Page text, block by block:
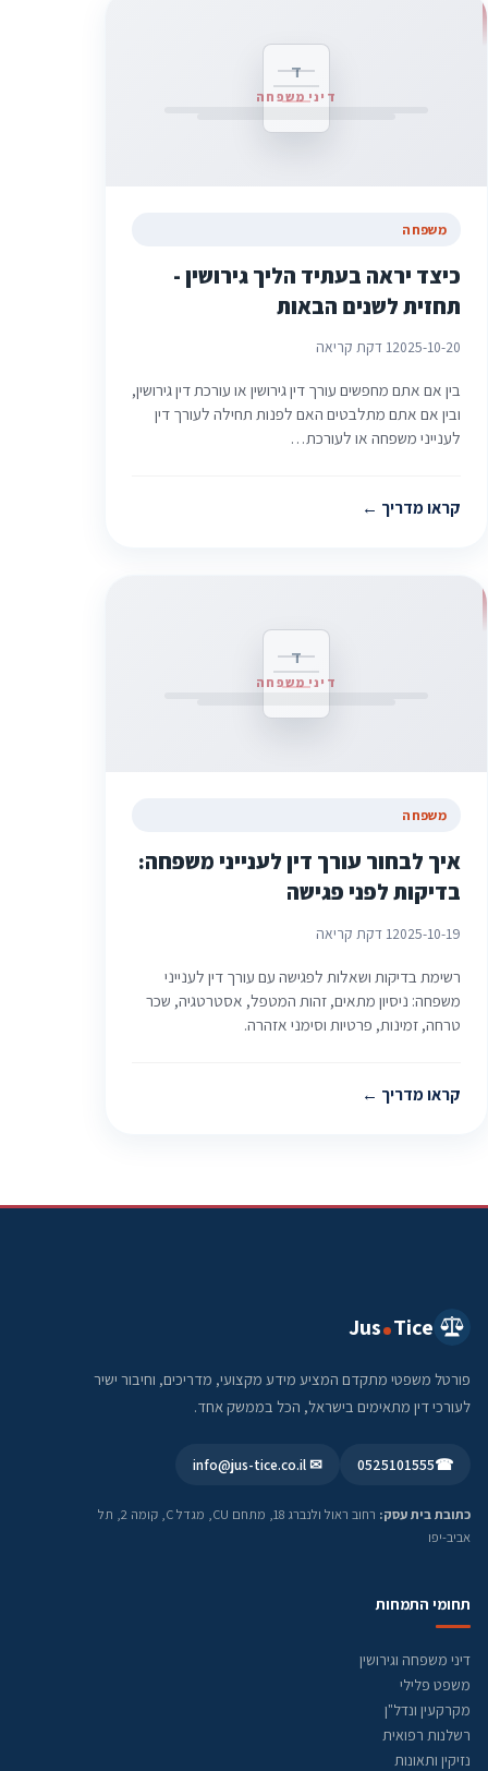
ד
דיני משפחה
משפחה
כיצד יראה בעתיד הליך גירושין -
תחזית לשנים הבאות
2025-10-201 דקת קריאה
בין אם אתם מחפשים עורך דין גירושין או עורכת דין גירושין,
ובין אם אתם מתלבטים האם לפנות תחילה לעורך דין
לענייני משפחה או לעורכת…
קראו מדריך
ד
דיני משפחה
משפחה
איך לבחור עורך דין לענייני משפחה:
בדיקות לפני פגישה
2025-10-191 דקת קריאה
רשימת בדיקות ושאלות לפגישה עם עורך דין לענייני
משפחה: ניסיון מתאים, זהות המטפל, אסטרטגיה, שכר
טרחה, זמינות, פרטיות וסימני אזהרה.
קראו מדריך
Jus Tice
פורטל משפטי מתקדם המציע מידע מקצועי, מדריכים, וחיבור ישיר
לעורכי דין מתאימים בישראל, הכל בממשק אחד.
☎
0525101555
✉ info@jus-tice.co.il
כתובת בית עסק:
רחוב ראול ולנברג 18, מתחם CU, מגדל C, קומה 2, תל
אביב-יפו
תחומי התמחות
דיני משפחה וגירושין
משפט פלילי
מקרקעין ונדל"ן
רשלנות רפואית
נזיקין ותאונות